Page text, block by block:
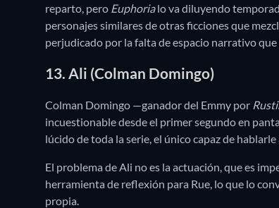
reparto, pero Euphorialo va diluyendo
personajes similares de otras ficciones que
perjudicado por la falta de espacio narrativo que
13. Ali (Colman Domingo)
Colman Domingo —ganador del Emmy por
incuestionable desde el primer segundo en
lúcido de toda la serie, el único capaz de
El problema de Ali no es la actuación, que es
herramienta de reflexión para Rue, lo que lo
propia.